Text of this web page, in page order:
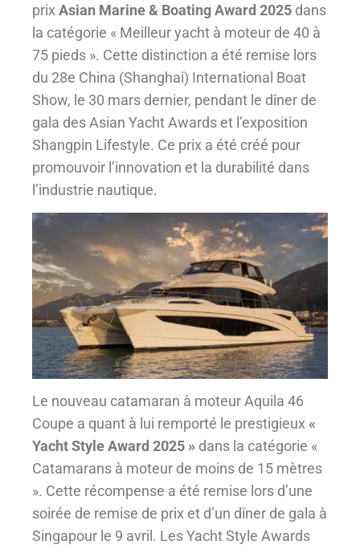
prix Asian Marine & Boating Award 2025 dans
la catégorie « Meilleur yacht à moteur de 40 à
75 pieds ». Cette distinction a été remise lors
du 28e China (Shanghai) International Boat
Show, le 30 mars dernier, pendant le dîner de
gala des Asian Yacht Awards et l’exposition
Shangpin Lifestyle. Ce prix a été créé pour
promouvoir l’innovation et la durabilité dans
l’industrie nautique.
Le nouveau catamaran à moteur Aquila 46
Coupe a quant à lui remporté le prestigieux«
Yacht Style Award 2025 » dans la catégorie «
Catamarans à moteur de moins de 15 mètres
». Cette récompense a été remise lors d’une
soirée de remise de prix et d’un dîner de gala à
Singapour le 9 avril. Les Yacht Style Awards